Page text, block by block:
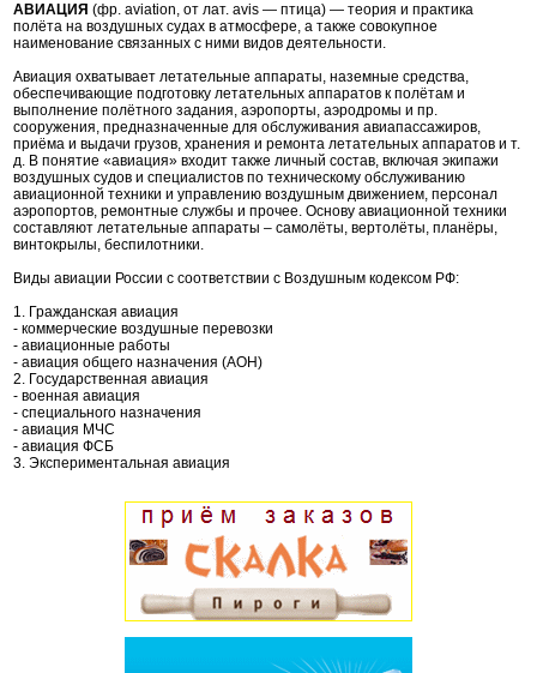
АВИАЦИЯ (фр. aviation, от лат. avis — птица) — теория и практика
полёта на воздушных судах в атмосфере, а также совокупное
наименование связанных с ними видов деятельности.
Авиация охватывает летательные аппараты, наземные средства,
обеспечивающие подготовку летательных аппаратов к полётам и
выполнение полётного задания, аэропорты, аэродромы и пр.
сооружения, предназначенные для обслуживания авиапассажиров,
приёма и выдачи грузов, хранения и ремонта летательных аппаратов и т.
д. В понятие «авиация» входит также личный состав, включая экипажи
воздушных судов и специалистов по техническому обслуживанию
авиационной техники и управлению воздушным движением, персонал
аэропортов, ремонтные службы и прочее. Основу авиационной техники
составляют летательные аппараты – самолёты, вертолёты, планёры,
винтокрылы, беспилотники.
Виды авиации России с соответствии с Воздушным кодексом РФ:
1. Гражданская авиация
- коммерческие воздушные перевозки
- авиационные работы
- авиация общего назначения (АОН)
2. Государственная авиация
- военная авиация
- специального назначения
- авиация МЧС
- авиация ФСБ
3. Экспериментальная авиация